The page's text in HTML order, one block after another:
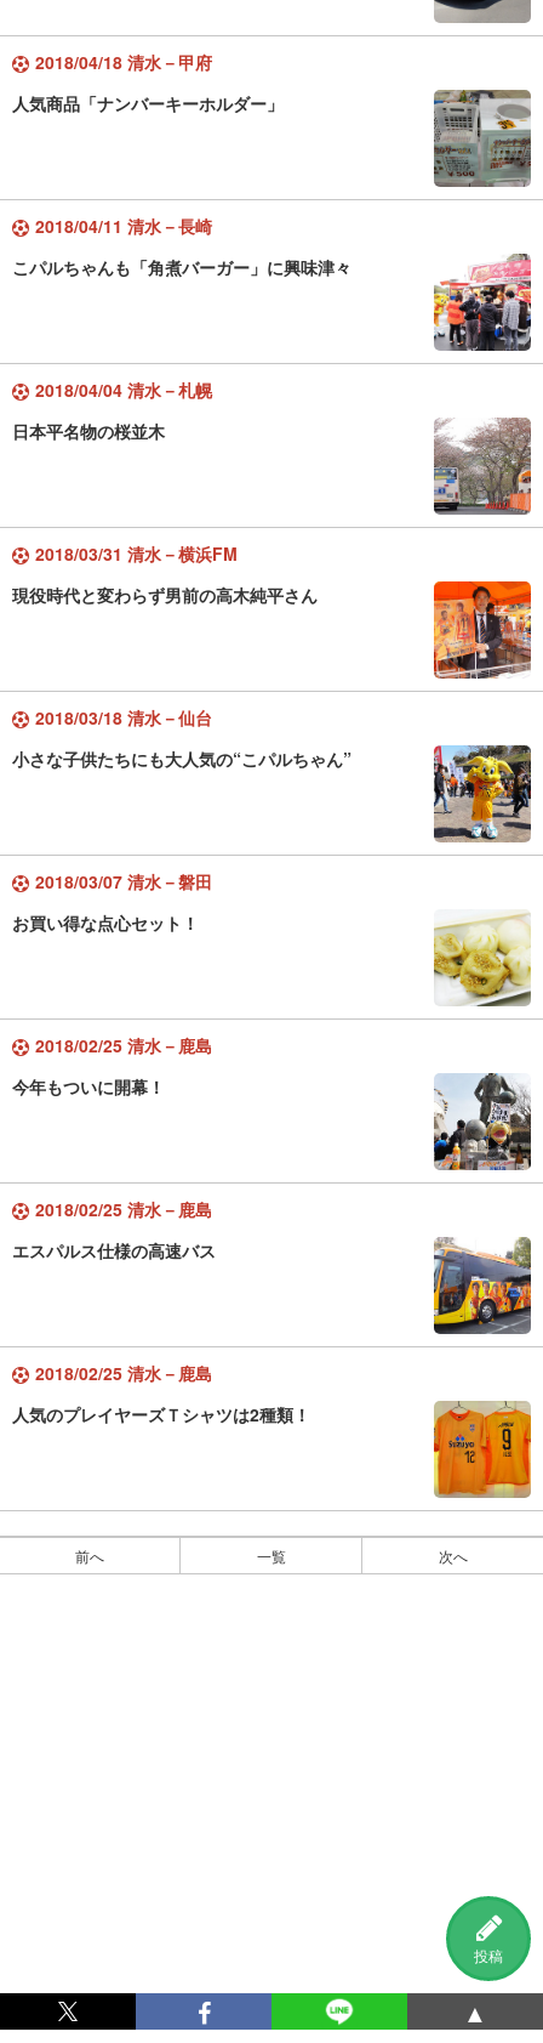
投稿
2018/04/18 清水－甲府
人気商品「ナンバーキーホルダー」
2018/04/11 清水－長崎
こパルちゃんも「角煮バーガー」に興味津々
2018/04/04 清水－札幌
日本平名物の桜並木
2018/03/31 清水－横浜FM
現役時代と変わらず男前の高木純平さん
2018/03/18 清水－仙台
小さな子供たちにも大人気の“こパルちゃん”
2018/03/07 清水－磐田
お買い得な点心セット！
2018/02/25 清水－鹿島
今年もついに開幕！
2018/02/25 清水－鹿島
エスパルス仕様の高速バス
2018/02/25 清水－鹿島
人気のプレイヤーズＴシャツは2種類！
前へ 一覧 次へ
▲